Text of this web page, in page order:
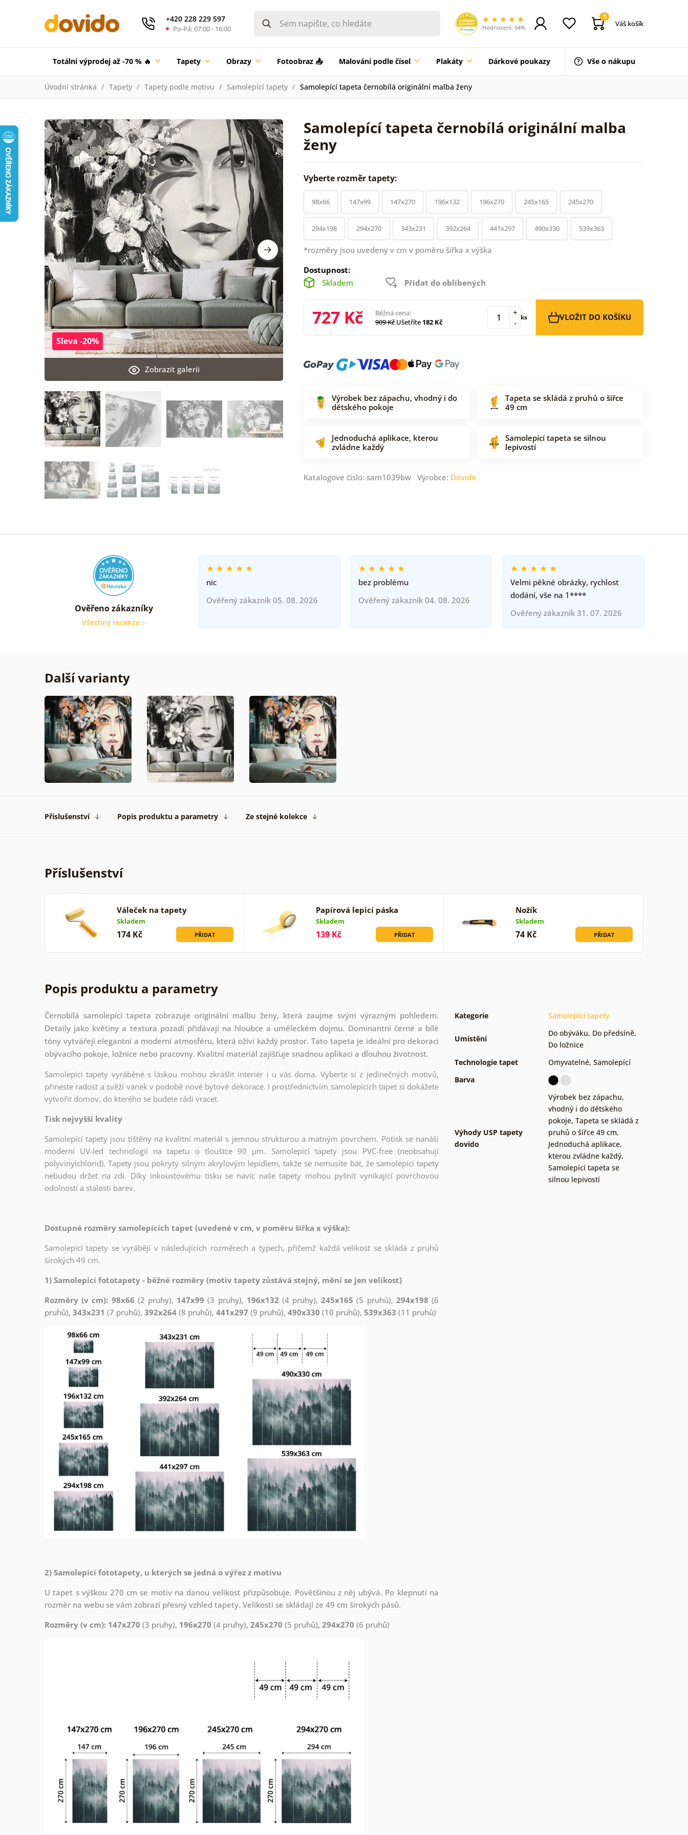
+420 228 229 597
Po-Pá: 07:00 - 16:00 Hodnocení: 94%
0
Váš košík
Totální výprodej až -70 % 🔥 Tapety Obrazy Fotoobraz 📤 Malování podle čísel Plakáty Dárkové poukazy Vše o nákupu
Úvodní stránka Tapety Tapety podle motivu Samolepící tapety Samolepící tapeta černobílá originální malba ženy
Samolepící tapeta černobílá originální malba
ženy
Zobrazit galerii
Sleva -20%
Vyberte rozměr tapety:
98x66 147x99 147x270 196x132 196x270 245x165 245x270
294x198 294x270 343x231 392x264 441x297 490x330 539x363
*rozměry jsou uvedeny v cm v poměru šířka x výška
Dostupnost:
Skladem
Přidat do oblíbených
727 Kč
Běžná cena:
909 Kč Ušetříte 182 Kč -
+ ks VLOŽIT DO KOŠÍKU
Výrobek bez zápachu, vhodný i do
dětského pokoje
Tapeta se skládá z pruhů o šířce
49 cm
Jednoduchá aplikace, kterou
zvládne každý
Samolepící tapeta se silnou
lepivostí
Katalogové číslo: sam1039bw Výrobce: Dovido
Ověřeno zákazníky
Všechny recenze
nic
Ověřený zákazník 05. 08. 2026
bez problému
Ověřený zákazník 04. 08. 2026
Velmi pěkné obrázky, rychlost
dodání, vše na 1****
Ověřený zákazník 31. 07. 2026
Další varianty
Příslušenství Popis produktu a parametry Ze stejné kolekce
Příslušenství
Váleček na tapety
Skladem
174 Kč PŘIDAT
Papírová lepicí páska
Skladem
139 Kč PŘIDAT
Nožík
Skladem
74 Kč PŘIDAT
Popis produktu a parametry
Černobílá samolepící tapeta zobrazuje originální malbu ženy, která zaujme svým výrazným pohledem.
Detaily jako květiny a textura pozadí přidávají na hloubce a uměleckém dojmu. Dominantní černé a bílé
tóny vytvářejí elegantní a moderní atmosféru, která oživí každý prostor. Tato tapeta je ideální pro dekoraci
obývacího pokoje, ložnice nebo pracovny. Kvalitní materiál zajišťuje snadnou aplikaci a dlouhou životnost.
Samolepící tapety vyráběné s láskou mohou zkrášlit interiér i u vás doma. Vyberte si z jedinečných motivů,
přineste radost a svěží vánek v podobě nové bytové dekorace. I prostřednictvím samolepících tapet si dokážete
vytvořit domov, do kterého se budete rádi vracet.
Tisk nejvyšší kvality
Samolepící tapety jsou tištěny na kvalitní materiál s jemnou strukturou a matným povrchem. Potisk se nanáší
moderní UV-led technologií na tapetu o tloušťce 90 µm. Samolepicí tapety jsou PVC-free (neobsahují
polyvinylchlorid). Tapety jsou pokryty silným akrylovým lepidlem, takže se nemusíte bát, že samolepící tapety
nebudou držet na zdi. Díky inkoustovému tisku se navíc naše tapety mohou pyšnit vynikající povrchovou
odolností a stálostí barev.
Dostupné rozměry samolepících tapet (uvedené v cm, v poměru šířka x výška):
Samolepicí tapety se vyrábějí v následujících rozměrech a typech, přičemž každá velikost se skládá z pruhů
širokých 49 cm.
1) Samolepící fototapety - běžné rozměry (motiv tapety zůstává stejný, mění se jen velikost)
Rozměry (v cm): 98x66 (2 pruhy), 147x99 (3 pruhy), 196x132 (4 pruhy),245x165 (5 pruhů), 294x198 (6
pruhů), 343x231 (7 pruhů), 392x264 (8 pruhů), 441x297 (9 pruhů), 490x330 (10 pruhů), 539x363 (11 pruhů)
2) Samolepící fototapety, u kterých se jedná o výřez z motivu
U tapet s výškou 270 cm se motiv na danou velikost přizpůsobuje. Povětšinou z něj ubývá. Po klepnutí na
rozměr na webu se vám zobrazí přesný vzhled tapety. Velikosti se skládají ze 49 cm širokých pásů.
Rozměry (v cm): 147x270 (3 pruhy), 196x270 (4 pruhy), 245x270 (5 pruhů), 294x270 (6 pruhů)
Kategorie Samolepící tapety
Umístění
Do obýváku, Do předsíně,
Do ložnice
Technologie tapet
Omyvatelné, Samolepící
Barva
Výhody USP tapety
dovido
Výrobek bez zápachu,
vhodný i do dětského
pokoje, Tapeta se skládá z
pruhů o šířce 49 cm,
Jednoduchá aplikace,
kterou zvládne každý,
Samolepící tapeta se
silnou lepivostí